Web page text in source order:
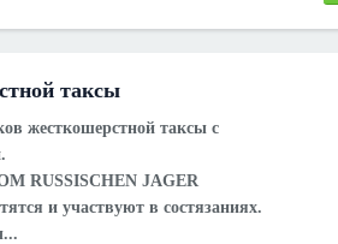
таксы
жесткошерстной таксы с
RUSSISCHEN JAGER
и участвуют в состязаниях.